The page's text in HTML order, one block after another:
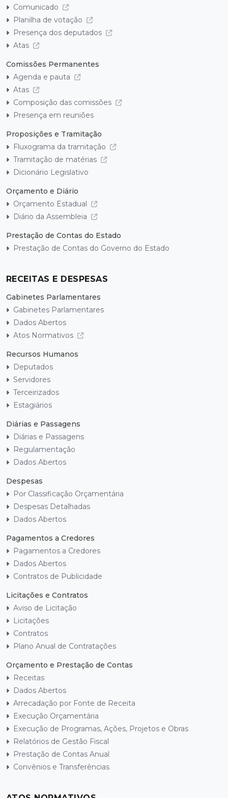
Comunicado
Planilha de votação
Presença dos deputados
Atas
Comissões Permanentes
Agenda e pauta
Atas
Composição das comissões
Presença em reuniões
Proposições e Tramitação
Fluxograma da tramitação
Tramitação de matérias
Dicionário Legislativo
Orçamento e Diário
Orçamento Estadual
Diário da Assembleia
Prestação de Contas do Estado
Prestação de Contas do Governo do Estado
RECEITAS E DESPESAS
Gabinetes Parlamentares
Gabinetes Parlamentares
Dados Abertos
Atos Normativos
Recursos Humanos
Deputados
Servidores
Terceirizados
Estagiários
Diárias e Passagens
Diárias e Passagens
Regulamentação
Dados Abertos
Despesas
Por Classificação Orçamentária
Despesas Detalhadas
Dados Abertos
Pagamentos a Credores
Pagamentos a Credores
Dados Abertos
Contratos de Publicidade
Licitações e Contratos
Aviso de Licitação
Licitações
Contratos
Plano Anual de Contratações
Orçamento e Prestação de Contas
Receitas
Dados Abertos
Arrecadação por Fonte de Receita
Execução Orçamentária
Execução de Programas, Ações, Projetos e Obras
Relatórios de Gestão Fiscal
Prestação de Contas Anual
Convênios e Transferências